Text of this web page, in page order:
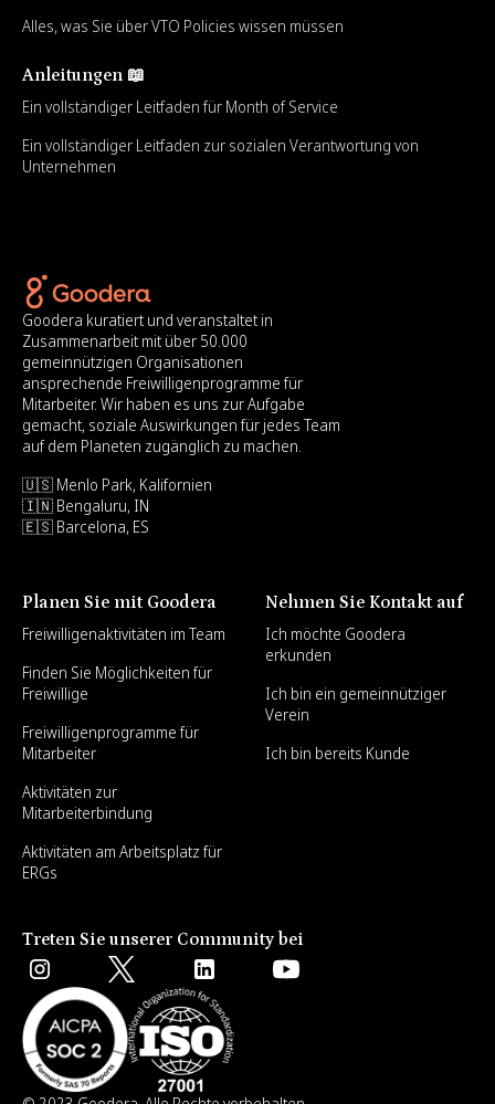
Alles, was Sie über VTO Policies wissen müssen
Anleitungen 📖
Ein vollständiger Leitfaden für Month of Service
Ein vollständiger Leitfaden zur sozialen Verantwortung von
Unternehmen
Goodera kuratiert und veranstaltet in
Zusammenarbeit mit über 50.000
gemeinnützigen Organisationen
ansprechende Freiwilligenprogramme für
Mitarbeiter. Wir haben es uns zur Aufgabe
gemacht, soziale Auswirkungen für jedes Team
auf dem Planeten zugänglich zu machen.
🇺🇸 Menlo Park, Kalifornien
🇮🇳 Bengaluru, IN
🇪🇸 Barcelona, ES
Planen Sie mit Goodera
Freiwilligenaktivitäten im Team
Finden Sie Möglichkeiten für
Freiwillige
Freiwilligenprogramme für
Mitarbeiter
Aktivitäten zur
Mitarbeiterbindung
Aktivitäten am Arbeitsplatz für
ERGs
Nehmen Sie Kontakt auf
Ich möchte Goodera
erkunden
Ich bin ein gemeinnütziger
Verein
Ich bin bereits Kunde
Treten Sie unserer Community bei